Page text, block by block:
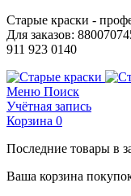
Старые краски -
Для заказов:
911 923 0140
Меню Поиск
Учётная запись
Корзина 0
Последние товары в
Ваша корзина